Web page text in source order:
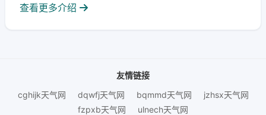
查看更多介绍
友情链接
cghijk天气网
dqwfj天气网 bqmmd天气网
jzhsx天气网
fzpxb天气网
ulnech天气网